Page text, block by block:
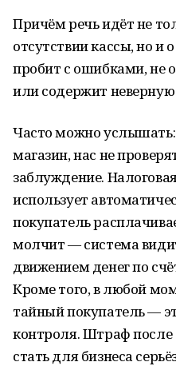
Причём речь идёт не
отсутствии кассы, но и
пробит с ошибками, не
или содержит
Часто можно
магазин, нас не
заблуждение.
использует
покупатель
молчит — система
движением денег по
Кроме того, в любой
тайный покупатель —
контроля. Штраф
стать для бизнеса